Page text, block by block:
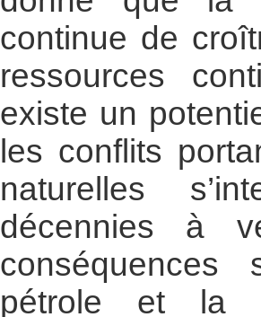
continue de
ressources
existe un
les conflits
naturelles
décennies à
conséquences
pétrole et la